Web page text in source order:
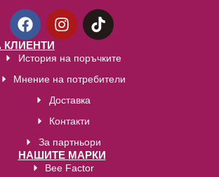
История на поръчките
Мнение на потребители
Доставка
Контакти
За партньори
НАШИТЕ МАРКИ
Bee Factor